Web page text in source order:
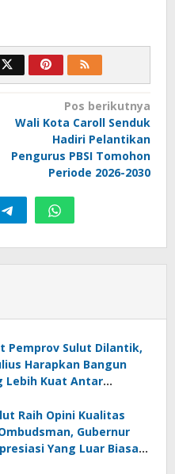
Pos berikutnya
Wali Kota Caroll Senduk
Hadiri Pelantikan
Pengurus PBSI Tomohon
Periode 2026-2030
Pemprov Sulut Dilantik,
Harapkan Bangun
Lebih Kuat Antar
Raih Opini Kualitas
Gubernur
Yang Luar Biasa,